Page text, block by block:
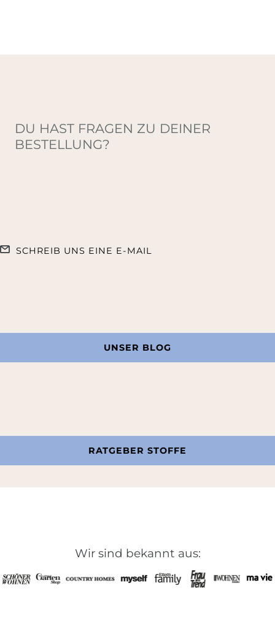
DU HAST FRAGEN ZU DEINER
BESTELLUNG?
SCHREIB UNS EINE E-MAIL
UNSER BLOG
RATGEBER STOFFE
Wir sind bekannt aus: